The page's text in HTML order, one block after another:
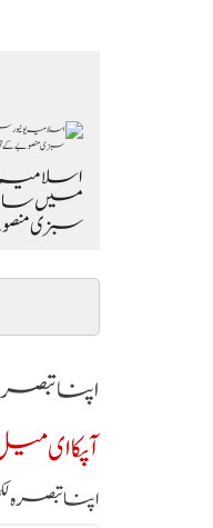
اسلامیہ
میں
سبزی
اپنا تبصرہ
آپکا ای
اپنا تبصرہ